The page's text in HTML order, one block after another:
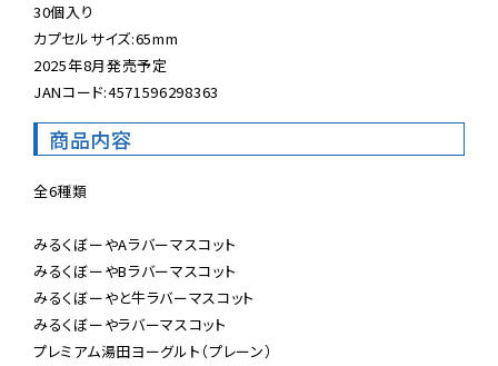
30個入り
カプセルサイズ:65mm
2025年8月発売予定
JANコード:4571596298363
商品内容
全6種類
みるくぼーやAラバーマスコット
みるくぼーやBラバーマスコット
みるくぼーやと牛ラバーマスコット
みるくぼーやラバーマスコット
プレミアム湯田ヨーグルト（プレーン）